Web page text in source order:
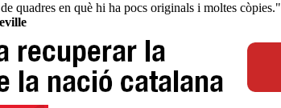
quadres en què hi ha pocs originals i moltes còpies."